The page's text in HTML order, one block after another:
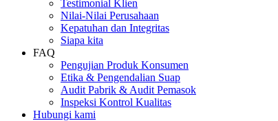
Testimonial Klien
Nilai-Nilai Perusahaan
Kepatuhan dan Integritas
Siapa kita
FAQ
Pengujian Produk Konsumen
Etika & Pengendalian Suap
Audit Pabrik & Audit Pemasok
Inspeksi Kontrol Kualitas
Hubungi kami